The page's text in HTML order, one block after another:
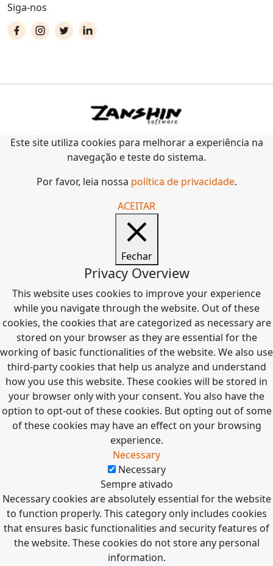
Siga-nos
Este site utiliza cookies para melhorar a experiência na
navegação e teste do sistema.
Por favor, leia nossa política de privacidade.
ACEITAR
Fechar
Privacy Overview
This website uses cookies to improve your experience
while you navigate through the website. Out of these
cookies, the cookies that are categorized as necessary are
stored on your browser as they are essential for the
working of basic functionalities of the website. We also use
third-party cookies that help us analyze and understand
how you use this website. These cookies will be stored in
your browser only with your consent. You also have the
option to opt-out of these cookies. But opting out of some
of these cookies may have an effect on your browsing
experience.
Necessary
Necessary
Sempre ativado
Necessary cookies are absolutely essential for the website
to function properly. This category only includes cookies
that ensures basic functionalities and security features of
the website. These cookies do not store any personal
information.